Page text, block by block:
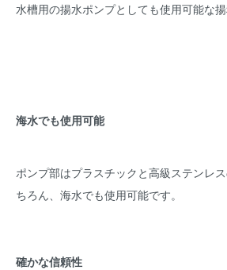
水槽用の揚水ポンプとしても使用可能な揚
海水でも使用可能
ポンプ部はプラスチックと高級ステンレ
ちろん、海水でも使用可能です。
確かな信頼性